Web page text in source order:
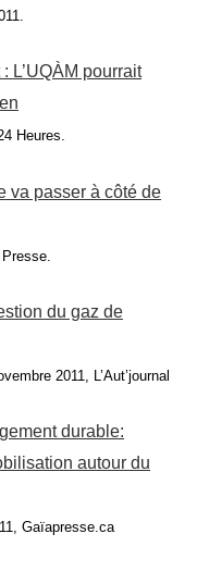
L’UQÀM pourrait
Heures.
va passer à côté de
du gaz de
2011, L’Aut’journal
durable:
autour du
Gaïapresse.ca